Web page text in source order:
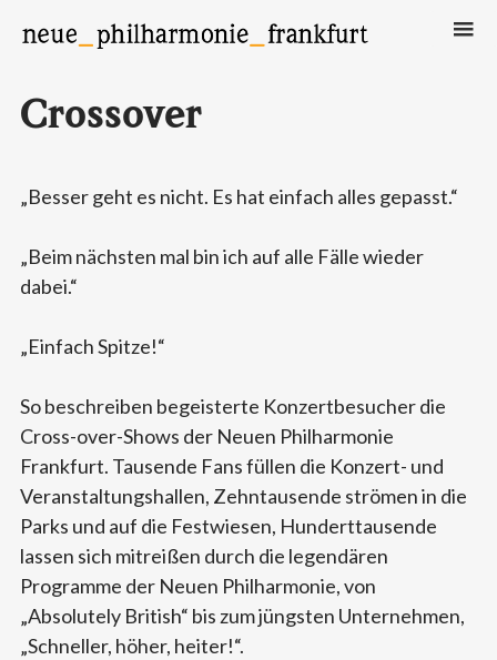
Neue Philharmonie Frankfurt
Das Klassik-Crossover-Orchester
Crossover
„Besser geht es nicht. Es hat einfach alles gepasst.“
„Beim nächsten mal bin ich auf alle Fälle wieder
dabei.“
„Einfach Spitze!“
So beschreiben begeisterte Konzertbesucher die
Cross-over-Shows der Neuen Philharmonie
Frankfurt. Tausende Fans füllen die Konzert- und
Veranstaltungshallen, Zehntausende strömen in die
Parks und auf die Festwiesen, Hunderttausende
lassen sich mitreißen durch die legendären
Programme der Neuen Philharmonie, von
„Absolutely British“ bis zum jüngsten Unternehmen,
„Schneller, höher, heiter!“.